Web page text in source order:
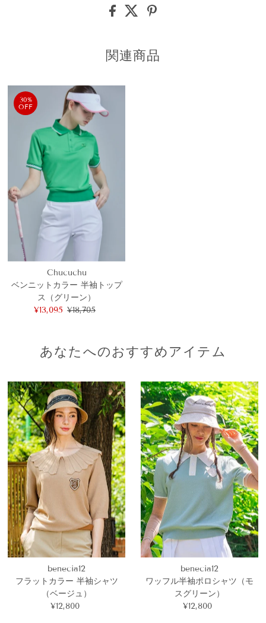
関連商品
30%
OFF
Chucuchu
ベンニットカラー 半袖トップ
ス（グリーン）
セ
価
格
¥13,095 通
格
¥18,705
あなたへのおすすめアイテム
benecia12
フラットカラー 半袖シャツ
（ベージュ）
通
¥12,800
benecia12
ワッフル半袖ポロシャツ（モ
スグリーン）
通
¥12,800